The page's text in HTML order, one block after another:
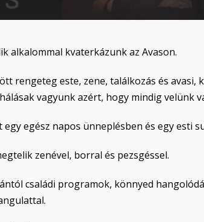
alkalommal kvaterkázunk az Avason.
rengeteg este, zene, találkozás és avasi,
vagyunk azért, hogy mindig velünk
egész napos ünneplésben és egy esti
zenével, borral és pezsgéssel.
családi programok, könnyed